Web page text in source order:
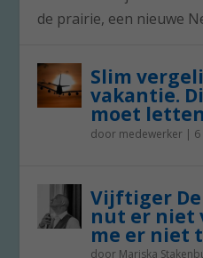
de prairie, een nieuwe
Slim
vakantie.
moet
door medewerker |
Vijftiger
nut er niet
me er niet
door Mariska